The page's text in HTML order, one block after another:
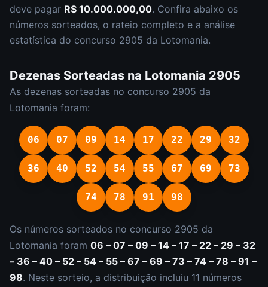
deve pagar R$ 10.000.000,00. Confira abaixo os
números sorteados, o rateio completo e a análise
estatística do concurso 2905 da Lotomania.
Dezenas Sorteadas na Lotomania 2905
As dezenas sorteadas no concurso 2905 da
Lotomania foram:
06 07 09 14 17 22 29 32
36 40 52 54 55 67 69 73
74 78 91 98
Os números sorteados no concurso 2905 da
Lotomania foram 06 – 07 – 09 – 14 – 17 – 22 – 29 – 32
– 36 – 40 – 52 – 54 – 55 – 67 – 69 – 73 – 74 – 78 – 91 –
98. Neste sorteio, a distribuição incluiu 11 números